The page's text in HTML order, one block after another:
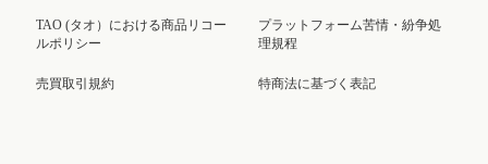
TAO (タオ）における商品リコー
ルポリシー
売買取引規約
プラットフォーム苦情・紛争処
理規程
特商法に基づく表記